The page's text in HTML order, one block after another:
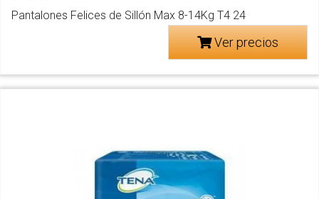
Pantalones Felices de Sillón Max 8-14Kg T4 24
Ver precios